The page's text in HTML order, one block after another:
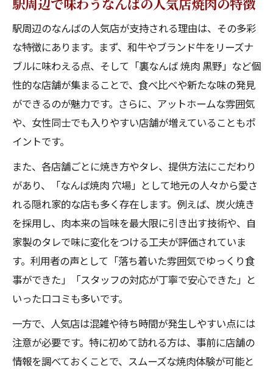
駅周辺のなんばの人気店が支持される理由は、その多彩
な特徴にあります。まず、和牛やブランド牛をリーズナ
ブルに味わえる点、そして「裏なんば 焼肉 黒野」など個
性的な店舗が集まることで、食べ比べや新たな味の発見
ができるのが魅力です。さらに、アットホームな雰囲気
や、女性同士でも入りやすい店舗が増えていることもポ
イントです。
また、各店舗ごとに焼き方やタレ、提供方法にこだわり
があり、「なんば焼肉 穴場」として地元の人々から愛さ
れる隠れ家的な店も多く存在します。例えば、炭火焼き
を採用し、肉本来の旨味を最大限に引き出す技術や、自
家製のタレで味に変化をつける工夫が評価されていま
す。利用者の声として「落ち着いた雰囲気でゆっくり食
事ができた」「スタッフの対応が丁寧で安心できた」と
いった口コミも多いです。
一方で、人気店は混雑や待ち時間が発生しやすい点には
注意が必要です。特に初めて訪れる方は、事前に店舗の
情報を調べておくことで、スムーズな焼肉体験が可能と